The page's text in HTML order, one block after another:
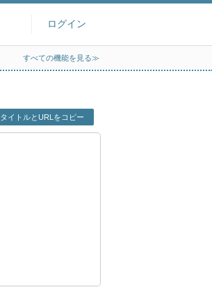
ログイン
すべての機能を見る≫
タイトルとURLをコピー